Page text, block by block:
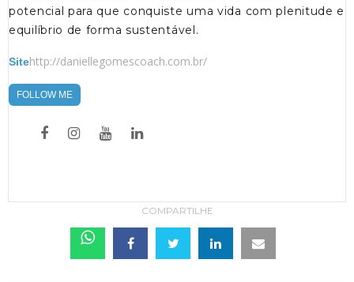
potencial para que conquiste uma vida com plenitude e
equilíbrio de forma sustentável.
Sitehttp://daniellegomescoach.com.br/
FOLLOW ME
COMPARTILHE